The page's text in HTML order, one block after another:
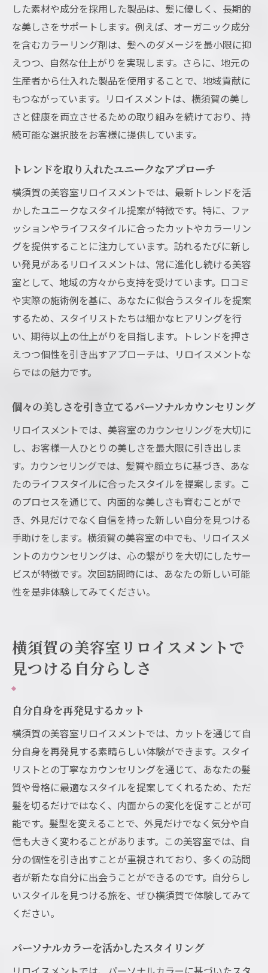
した素材や成分を採用した製品は、髪に優しく、長期的
な美しさをサポートします。例えば、オーガニック成分
を含むカラーリング剤は、髪へのダメージを最小限に抑
えつつ、自然な仕上がりを実現します。さらに、地元の
生産者から仕入れた製品を使用することで、地域貢献に
もつながっています。リロイスメントは、横須賀の美し
さと健康を両立させるための取り組みを続けており、持
続可能な選択肢をお客様に提供しています。
トレンドを取り入れたユニークなアプローチ
横須賀の美容室リロイスメントでは、最新トレンドを活
かしたユニークなスタイル提案が特徴です。特に、ファ
ッションやライフスタイルに合ったカットやカラーリン
グを提供することに注力しています。訪れるたびに新し
い発見があるリロイスメントは、常に進化し続ける美容
室として、地域の方々から支持を受けています。口コミ
や実際の施術例を基に、あなたに似合うスタイルを提案
するため、スタイリストたちは細かなヒアリングを行
い、期待以上の仕上がりを目指します。トレンドを押さ
えつつ個性を引き出すアプローチは、リロイスメントな
らではの魅力です。
個々の美しさを引き立てるパーソナルカウンセリング
リロイスメントでは、美容室のカウンセリングを大切に
し、お客様一人ひとりの美しさを最大限に引き出しま
す。カウンセリングでは、髪質や顔立ちに基づき、あな
たのライフスタイルに合ったスタイルを提案します。こ
のプロセスを通じて、内面的な美しさも育むことがで
き、外見だけでなく自信を持った新しい自分を見つける
手助けをします。横須賀の美容室の中でも、リロイスメ
ントのカウンセリングは、心の繋がりを大切にしたサー
ビスが特徴です。次回訪問時には、あなたの新しい可能
性を是非体験してみてください。
横須賀の美容室リロイスメントで
見つける自分らしさ
自分自身を再発見するカット
横須賀の美容室リロイスメントでは、カットを通じて自
分自身を再発見する素晴らしい体験ができます。スタイ
リストとの丁寧なカウンセリングを通じて、あなたの髪
質や骨格に最適なスタイルを提案してくれるため、ただ
髪を切るだけではなく、内面からの変化を促すことが可
能です。髪型を変えることで、外見だけでなく気分や自
信も大きく変わることがあります。この美容室では、自
分の個性を引き出すことが重視されており、多くの訪問
者が新たな自分に出会うことができるのです。自分らし
いスタイルを見つける旅を、ぜひ横須賀で体験してみて
ください。
パーソナルカラーを活かしたスタイリング